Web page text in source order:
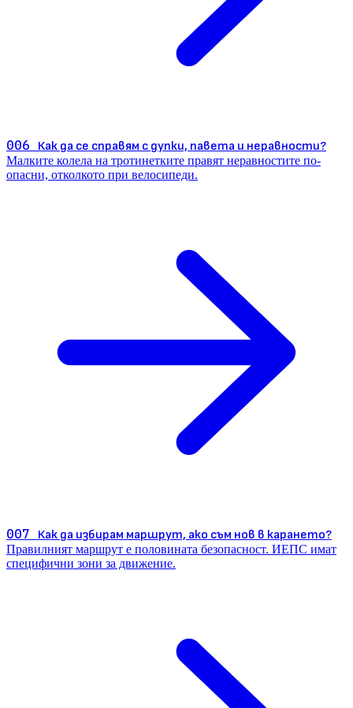
006 Как да се справям с дупки, павета и неравности?
Малките колела на тротинетките правят неравностите по-
опасни, отколкото при велосипеди.
007 Как да избирам маршрут, ако съм нов в карането?
Правилният маршрут е половината безопасност. ИЕПС имат
специфични зони за движение.